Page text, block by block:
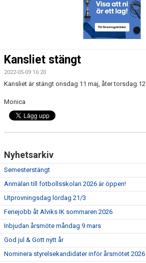
LÄNKAR
KALENDER
FOTBOLLSSKOLA
ALVIKSCUPEN
Kansliet stängt
2022-05-09 16:20
Kansliet är stängt onsdag 11 maj, åter torsdag
Monica
Nyhetsarkiv
Semesterstängt
Anmälan till fotbollsskolan 2026 är öppen!
Utprovningsdag lördag 21/3
Feriejobb åt Alviks IK sommaren 2026
Inbjudan årsmöte måndag 9 mars
God jul & Gott nytt år
Nominera styrelsekandidater inför årsmötet 2026